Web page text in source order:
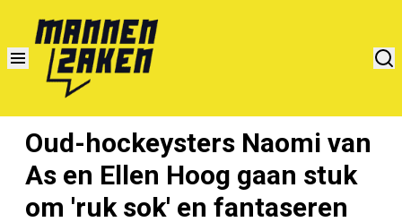
Oud-hockeysters Naomi van
As en Ellen Hoog gaan stuk
om 'ruk sok' en fantaseren